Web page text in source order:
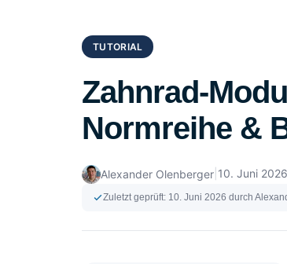
TUTORIAL
Zahnrad-
Normreihe &
Alexander Olenberger 10. Juni 2026
Zuletzt geprüft: 10. Juni 2026 durch